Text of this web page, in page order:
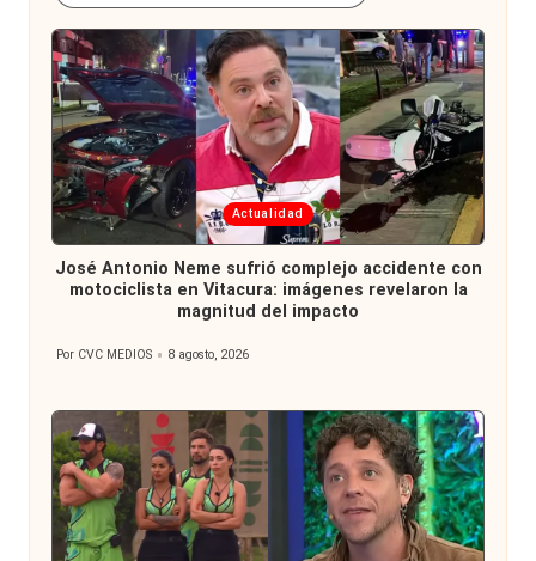
Publicada
en
Actualidad
José Antonio Neme sufrió complejo accidente con
motociclista en Vitacura: imágenes revelaron la
magnitud del impacto
Publicado
Por CVC MEDIOS 8 agosto, 2026